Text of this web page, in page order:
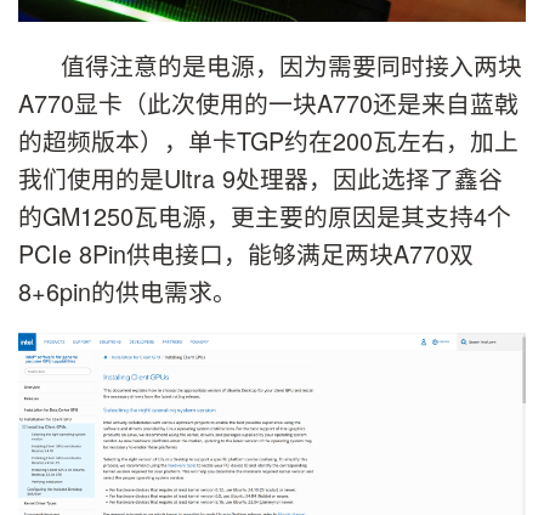
值得注意的是电源，因为需要同时接入两块
A770显卡（此次使用的一块A770还是来自蓝戟
的超频版本），单卡TGP约在200瓦左右，加上
我们使用的是Ultra 9处理器，因此选择了鑫谷
的GM1250瓦电源，更主要的原因是其支持4个
PCIe 8Pin供电接口，能够满足两块A770双
8+6pin的供电需求。